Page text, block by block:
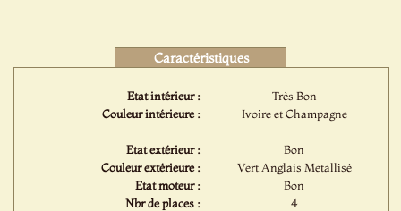
Caractéristiques
Etat intérieur :
Très Bon
Couleur intérieure :
Ivoire et Champagne
Etat extérieur :
Bon
Couleur extérieure :
Vert Anglais Metallisé
Etat moteur :
Bon
Nbr de places :
4